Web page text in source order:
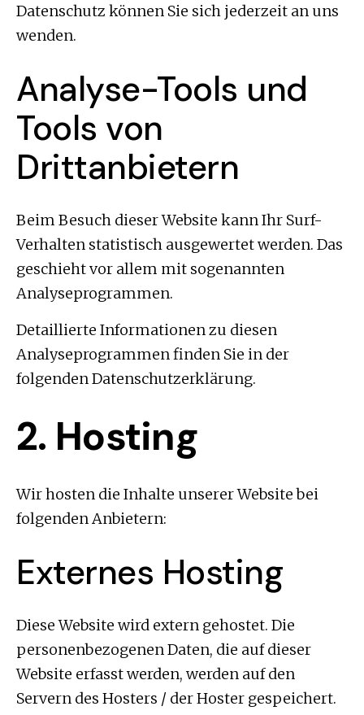
Datenschutz können Sie sich jederzeit an uns
wenden.
Analyse-Tools und
Tools von
Drittanbietern
Beim Besuch dieser Website kann Ihr Surf-
Verhalten statistisch ausgewertet werden. Das
geschieht vor allem mit sogenannten
Analyseprogrammen.
Detaillierte Informationen zu diesen
Analyseprogrammen finden Sie in der
folgenden Datenschutzerklärung.
2. Hosting
Wir hosten die Inhalte unserer Website bei
folgenden Anbietern:
Externes Hosting
Diese Website wird extern gehostet. Die
personenbezogenen Daten, die auf dieser
Website erfasst werden, werden auf den
Servern des Hosters / der Hoster gespeichert.